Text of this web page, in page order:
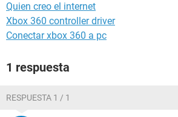
Quien creo el internet
Xbox 360 controller driver
Conectar xbox 360 a pc
1 respuesta
RESPUESTA 1 / 1